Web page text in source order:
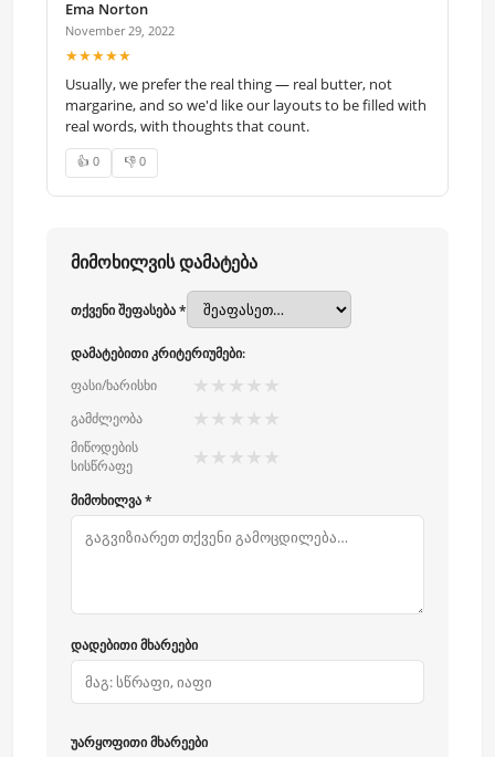
Ema Norton
November 29, 2022
★★★★★
Usually, we prefer the real thing — real butter, not
margarine, and so we'd like our layouts to be filled with
real words, with thoughts that count.
👍 0 👎 0
მიმოხილვის დამატება
თქვენი შეფასება *
დამატებითი კრიტერიუმები:
ფასი/ხარისხი
★ ★ ★ ★ ★
გამძლეობა ★ ★ ★ ★ ★
მიწოდების
სისწრაფე
★ ★ ★ ★ ★
მიმოხილვა *
დადებითი მხარეები
უარყოფითი მხარეები